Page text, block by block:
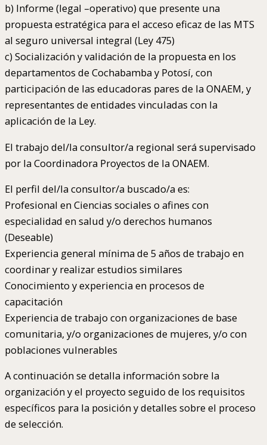
b) Informe (legal –operativo) que presente una
propuesta estratégica para el acceso eficaz de las MTS
al seguro universal integral (Ley 475)
c) Socialización y validación de la propuesta en los
departamentos de Cochabamba y Potosí, con
participación de las educadoras pares de la ONAEM, y
representantes de entidades vinculadas con la
aplicación de la Ley.
El trabajo del/la consultor/a regional será supervisado
por la Coordinadora Proyectos de la ONAEM.
El perfil del/la consultor/a buscado/a es:
Profesional en Ciencias sociales o afines con
especialidad en salud y/o derechos humanos
(Deseable)
Experiencia general mínima de 5 años de trabajo en
coordinar y realizar estudios similares
Conocimiento y experiencia en procesos de
capacitación
Experiencia de trabajo con organizaciones de base
comunitaria, y/o organizaciones de mujeres, y/o con
poblaciones vulnerables
A continuación se detalla información sobre la
organización y el proyecto seguido de los requisitos
específicos para la posición y detalles sobre el proceso
de selección.